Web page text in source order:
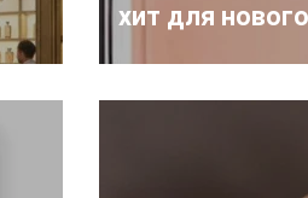
хит для